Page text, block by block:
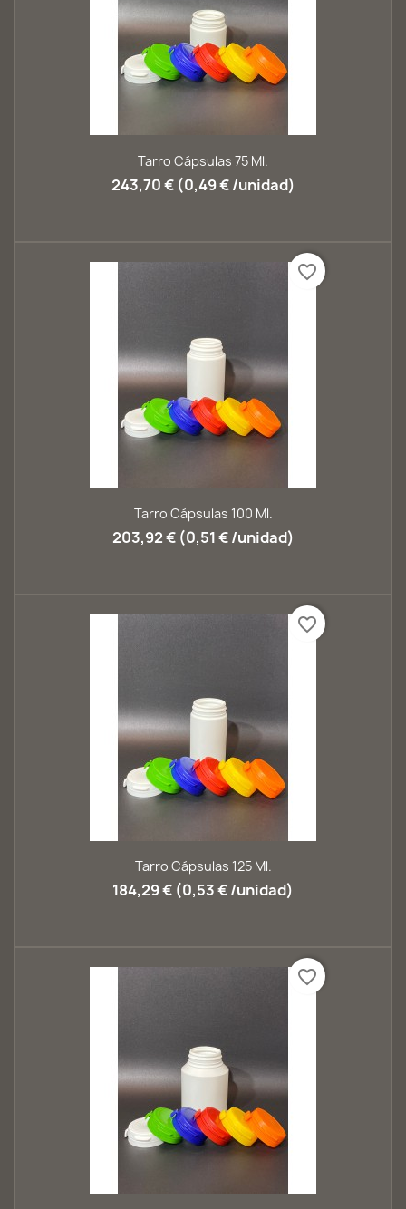
Tarro Cápsulas 75 Ml.
243,70 € (0,49 € /unidad)
Tarro Cápsulas 100 Ml.
203,92 € (0,51 € /unidad)
favorite_border
Tarro Cápsulas 125 Ml.
184,29 € (0,53 € /unidad)
favorite_border
favorite_border